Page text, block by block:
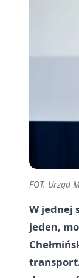
FOT. Urząd
W jednej
jeden,